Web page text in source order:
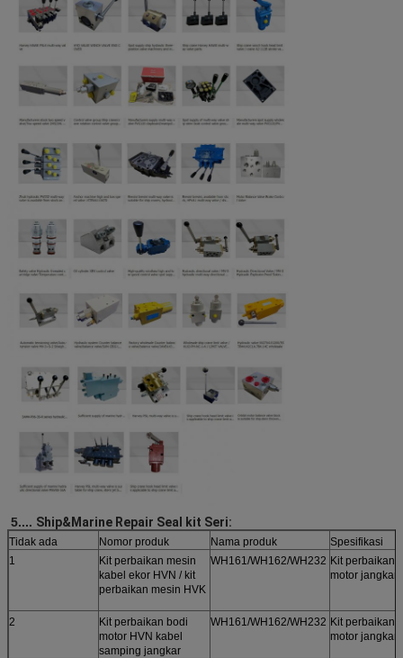
5.... Ship&Marine Repair Seal kit Seri:
Tidak ada Nomor produk Nama produk
Spesifikasi
1
Kit perbaikan mesin
kabel ekor HVN / kit
perbaikan mesin HVK
WH161/WH162/WH232 Kit perbaikan
motor jangkar
2
Kit perbaikan bodi
motor HVN kabel
samping jangkar
WH161/WH162/WH232 Kit perbaikan
motor jangkar